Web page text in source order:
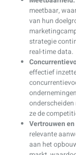
meetbaar,
van hun
strategie
real-time data.
effectief
ze de
Vertrouwen
relevante
aan het